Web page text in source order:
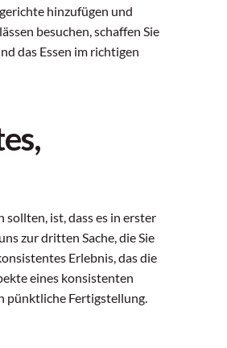
hinzufügen und
besuchen, schaffen Sie
das Essen im richtigen
ist, dass es in erster
zur dritten Sache, die Sie
Erlebnis, das die
eines konsistenten
pünktliche Fertigstellung.